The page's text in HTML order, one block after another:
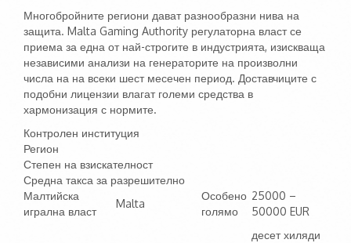
Многобройните региони дават разнообразни нива на
защита. Malta Gaming Authority регулаторна власт се
приема за една от най-строгите в индустрията, изискваща
независими анализи на генераторите на произволни
числа на на всеки шест месечен период. Доставчиците с
подобни лицензии влагат големи средства в
хармонизация с нормите.
Контролен институция
Регион
Степен на взискателност
Средна такса за разрешително
Малтийска
игрална власт
Malta
Особено
голямо
25000 –
50000 EUR
десет хиляди